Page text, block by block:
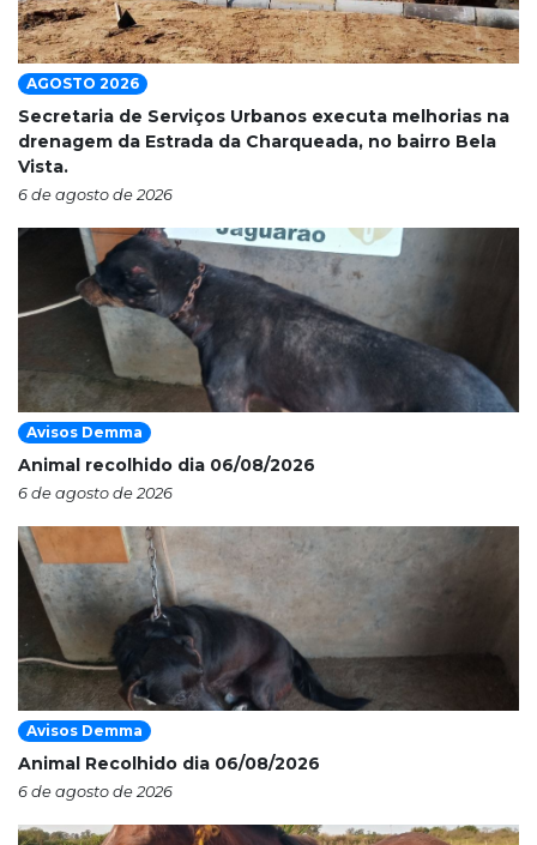
AGOSTO 2026
Secretaria de Serviços Urbanos executa melhorias na
drenagem da Estrada da Charqueada, no bairro Bela
Vista.
6 de agosto de 2026
Avisos Demma
Animal recolhido dia 06/08/2026
6 de agosto de 2026
Avisos Demma
Animal Recolhido dia 06/08/2026
6 de agosto de 2026